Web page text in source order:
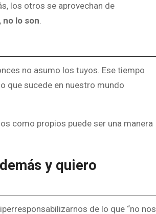
los otros se aprovechan de
no lo son.
no asumo los tuyos. Ese tiempo
que sucede en nuestro mundo
como propios puede ser una manera
y quiero
de lo que “no nos